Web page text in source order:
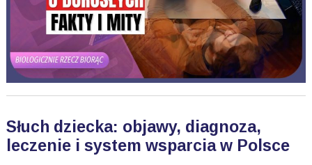
Słuch dziecka: objawy, diagnoza,
leczenie i system wsparcia w Polsce